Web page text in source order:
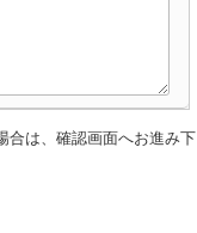
合は、確認画面へお進み下